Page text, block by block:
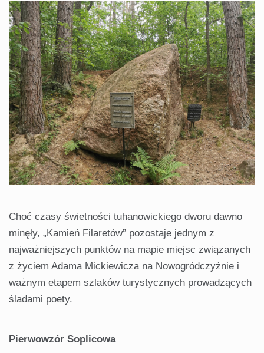
Choć czasy świetności tuhanowickiego dworu dawno
minęły, „Kamień Filaretów” pozostaje jednym z
najważniejszych punktów na mapie miejsc związanych
z życiem Adama Mickiewicza na Nowogródczyźnie i
ważnym etapem szlaków turystycznych prowadzących
śladami poety.
Pierwowzór Soplicowa